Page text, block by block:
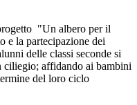
"Un albero per il
e la partecipazione dei
delle classi seconde si
ciliegio; affidando ai bambini
del loro ciclo